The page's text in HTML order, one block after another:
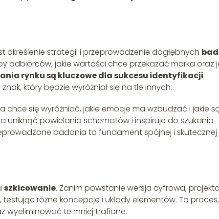
określenie strategii i przeprowadzenie dogłębnych
odbiorców, jakie wartości chce przekazać marka oraz
rynku są kluczowe dla sukcesu identyfikacji
który będzie wyróżniał się na tle innych.
się wyróżniać, jakie emocje ma wzbudzać i jakie
uniknąć powielania schematów i inspiruje do szukania
badania to fundament spójnej i skutecznej
szkicowanie. Zanim powstanie wersja cyfrowa,
różne koncepcje i układy elementów. To proces,
wyeliminować te mniej trafione.